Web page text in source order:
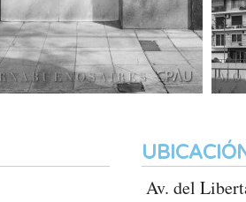
Av. del